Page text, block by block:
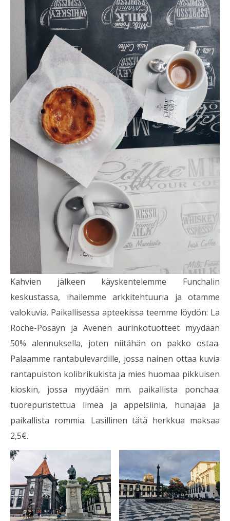
Kahvien jälkeen käyskentelemme Funchalin
keskustassa, ihailemme arkkitehtuuria ja otamme
valokuvia. Paikallisessa apteekissa teemme löydön: La
Roche-Posayn ja Avenen aurinkotuotteet myydään
50% alennuksella, joten niitähän on pakko ostaa.
Palaamme rantabulevardille, jossa nainen ottaa kuvia
rantapuiston kolibrikukista ja mies huomaa pikkuisen
kioskin, jossa myydään mm. paikallista ponchaa:
tuorepuristettua limeä ja appelsiinia, hunajaa ja
paikallista rommia. Lasillinen tätä herkkua maksaa
2,5€.